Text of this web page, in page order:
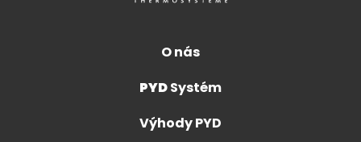
O nás
PYDSystém
Výhody PYD